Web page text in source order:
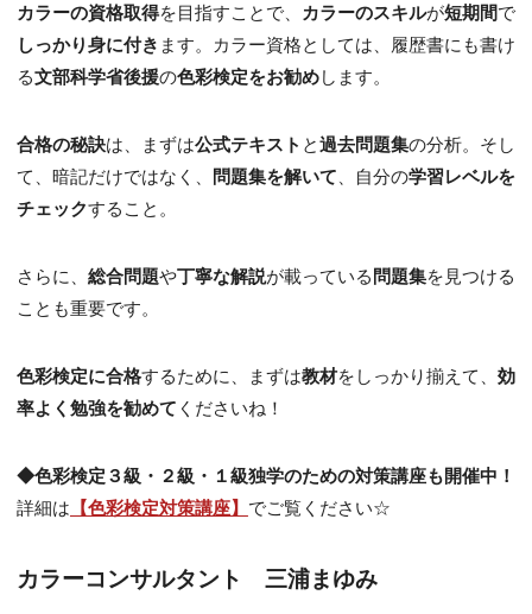
カラーの資格取得を目指すことで、 カラーのスキルが短期間で
しっかり身に付き ます。カラー資格としては、履歴書にも書け
る文部科学省後援の色彩検定をお勧めします。
合格の秘訣は、まずは公式テキスト と過去問題集の分析。そし
て、暗記だけではなく、
問題集を解いて 、自分の学習レベルを
チェックすること。
さらに、 総合問題や丁寧な解説が載っている 問題集を見つける
ことも重要です。
色彩検定に合格するために、まずは教材をしっかり揃えて、 効
率よく勉強を勧めて くださいね！
◆色彩検定３級・２級・１級独学のための対策講座も開催中！
詳細は 【色彩検定対策講座】 でご覧ください☆
カラーコンサルタント 三浦まゆみ